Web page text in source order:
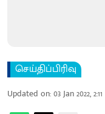
செய்திப்பிரிவு
Updated on:03 Jan 2022,